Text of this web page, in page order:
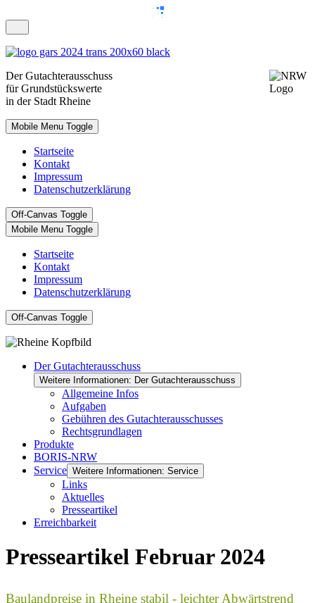
DerGutachterausschuss
für Grundstückswerte
in der Stadt Rheine
Mobile Menu Toggle
Startseite
Kontakt
Impressum
Datenschutzerklärung
Off-Canvas Toggle
Mobile Menu Toggle
Startseite
Kontakt
Impressum
Datenschutzerklärung
Off-Canvas Toggle
Der Gutachterausschuss
Weitere Informationen: Der Gutachterausschuss
Allgemeine Infos
Aufgaben
Gebühren des Gutachterausschusses
Rechtsgrundlagen
Produkte
BORIS-NRW
Service Weitere Informationen: Service
Links
Aktuelles
Presseartikel
Erreichbarkeit
Presseartikel Februar 2024
Baulandpreise in Rheine stabil - leichter Abwärtstrend